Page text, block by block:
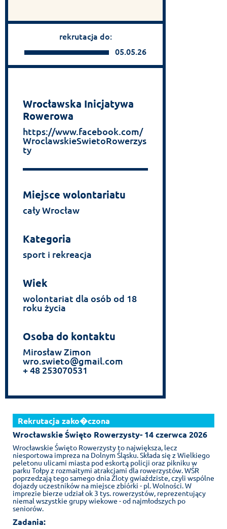
rekrutacja do:
05.05.26
Wrocławska Inicjatywa
Rowerowa
https://www.facebook.com/
WroclawskieSwietoRowerzys
ty
Miejsce wolontariatu
cały Wrocław
Kategoria
sport i rekreacja
Wiek
wolontariat dla osób od 18
roku życia
Osoba do kontaktu
Mirosław Zimon
wro.swieto@gmail.com
+ 48 253070531
Rekrutacja zako�czona
Wrocławskie Święto Rowerzysty- 14 czerwca 2026
Wrocławskie Święto Rowerzysty to największa, lecz
niesportowa impreza na Dolnym Śląsku. Składa się z Wielkiego
peletonu ulicami miasta pod eskortą policji oraz pikniku w
parku Tołpy z rozmaitymi atrakcjami dla rowerzystów. WŚR
poprzedzają tego samego dnia Zloty gwiaździste, czyli wspólne
dojazdy uczestników na miejsce zbiórki - pl. Wolności. W
imprezie bierze udział ok 3 tys. rowerzystów, reprezentujący
niemal wszystkie grupy wiekowe - od najmłodszych po
seniorów.
Zadania: